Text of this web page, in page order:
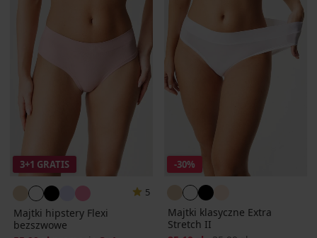
3+1 GRATIS
5
Majtki hipstery Flexi
bezszwowe
-30%
Majtki klasyczne Extra
Stretch II